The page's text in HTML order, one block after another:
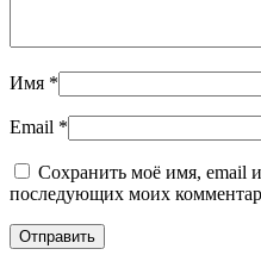
Имя *
Email *
Сохранить моё имя, email и
последующих моих